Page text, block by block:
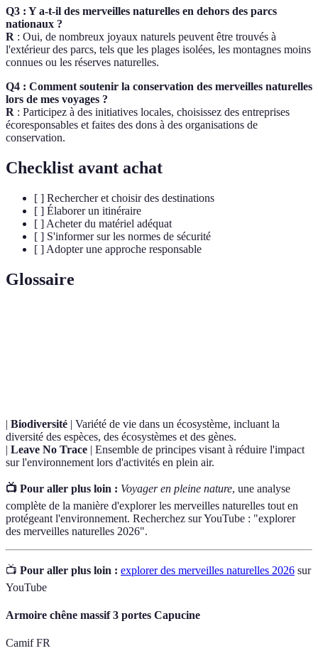
Q3 : Y a-t-il des merveilles naturelles en dehors des parcs
nationaux ?
R : Oui, de nombreux joyaux naturels peuvent être trouvés à
l'extérieur des parcs, tels que les plages isolées, les montagnes moins
connues ou les réserves naturelles.
Q4 : Comment soutenir la conservation des merveilles naturelles
lors de mes voyages ?
R : Participez à des initiatives locales, choisissez des entreprises
écoresponsables et faites des dons à des organisations de
conservation.
Checklist avant achat
[ ] Rechercher et choisir des destinations
[ ] Élaborer un itinéraire
[ ] Acheter du matériel adéquat
[ ] S'informer sur les normes de sécurité
[ ] Adopter une approche responsable
Glossaire
| Biodiversité | Variété de vie dans un écosystème, incluant la
diversité des espèces, des écosystèmes et des gènes.
| Leave No Trace | Ensemble de principes visant à réduire l'impact
sur l'environnement lors d'activités en plein air.
📺 Pour aller plus loin : Voyager en pleine nature, une analyse
complète de la manière d'explorer les merveilles naturelles tout en
protégeant l'environnement. Recherchez sur YouTube : "explorer
des merveilles naturelles 2026".
📺 Pour aller plus loin : explorer des merveilles naturelles 2026 sur
YouTube
Armoire chêne massif 3 portes Capucine
Camif FR